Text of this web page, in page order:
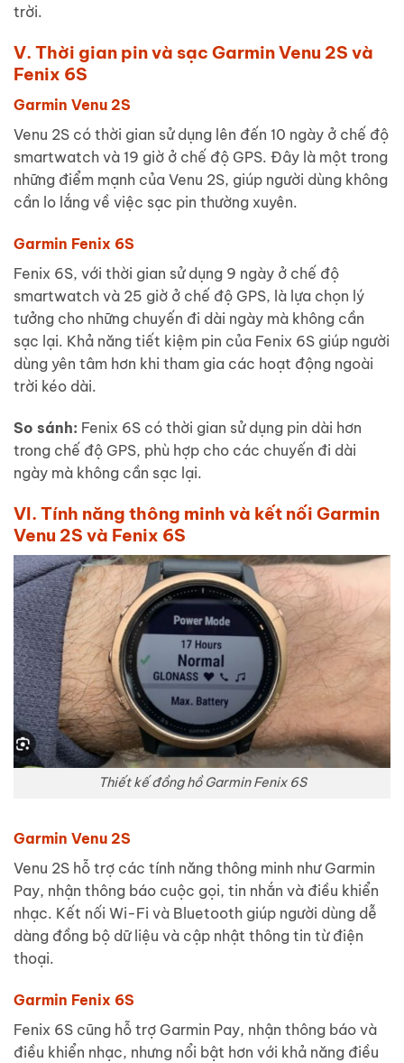
trời.
V. Thời gian pin và sạc Garmin Venu 2S và
Fenix 6S
Garmin Venu 2S
Venu 2S có thời gian sử dụng lên đến 10 ngày ở chế độ
smartwatch và 19 giờ ở chế độ GPS. Đây là một trong
những điểm mạnh của Venu 2S, giúp người dùng không
cần lo lắng về việc sạc pin thường xuyên.
Garmin Fenix 6S
Fenix 6S, với thời gian sử dụng 9 ngày ở chế độ
smartwatch và 25 giờ ở chế độ GPS, là lựa chọn lý
tưởng cho những chuyến đi dài ngày mà không cần
sạc lại. Khả năng tiết kiệm pin của Fenix 6S giúp người
dùng yên tâm hơn khi tham gia các hoạt động ngoài
trời kéo dài.
So sánh: Fenix 6S có thời gian sử dụng pin dài hơn
trong chế độ GPS, phù hợp cho các chuyến đi dài
ngày mà không cần sạc lại.
VI. Tính năng thông minh và kết nối Garmin
Venu 2S và Fenix 6S
Thiết kế đồng hồ Garmin Fenix 6S
Garmin Venu 2S
Venu 2S hỗ trợ các tính năng thông minh như Garmin
Pay, nhận thông báo cuộc gọi, tin nhắn và điều khiển
nhạc. Kết nối Wi-Fi và Bluetooth giúp người dùng dễ
dàng đồng bộ dữ liệu và cập nhật thông tin từ điện
thoại.
Garmin Fenix 6S
Fenix 6S cũng hỗ trợ Garmin Pay, nhận thông báo và
điều khiển nhạc, nhưng nổi bật hơn với khả năng điều